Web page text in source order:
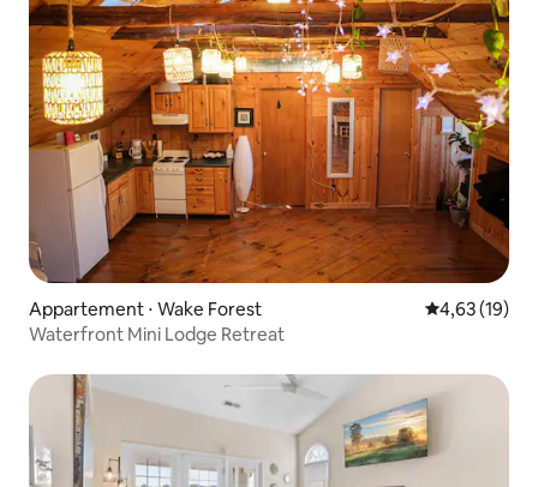
Appartement ⋅ Wake Forest Évaluation
4,63 (19)
Waterfront Mini Lodge Retreat